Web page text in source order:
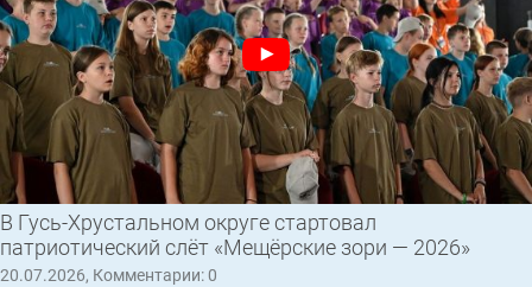
В Гусь-Хрустальном округе стартовал
патриотический слёт «Мещёрские зори — 2026»
20.07.2026, Комментарии: 0